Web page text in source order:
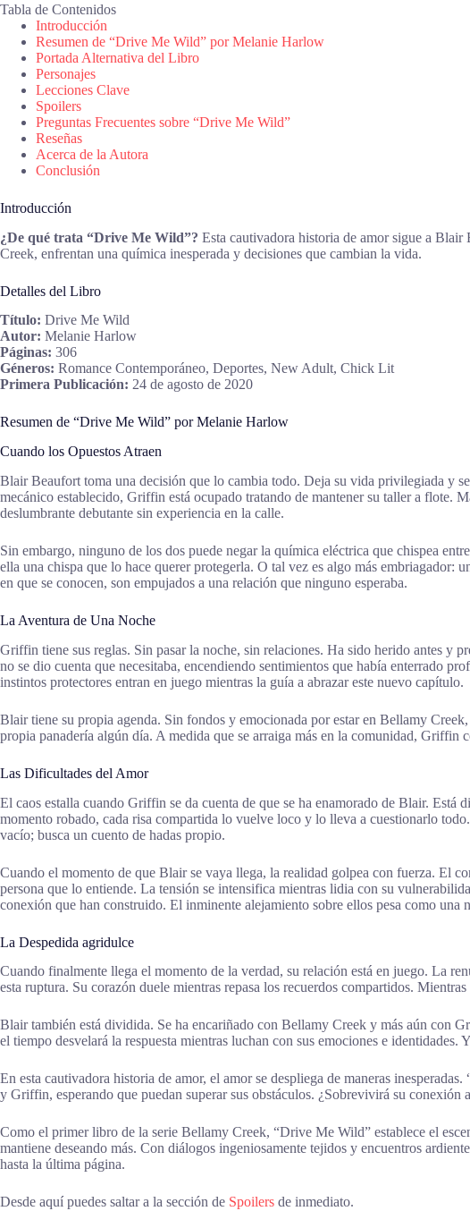
Tabla de Contenidos
Introducción
Resumen de “Drive Me Wild” por Melanie Harlow
Portada Alternativa del Libro
Personajes
Lecciones Clave
Spoilers
Preguntas Frecuentes sobre “Drive Me Wild”
Reseñas
Acerca de la Autora
Conclusión
Introducción
¿De qué trata “Drive Me Wild”? Esta cautivadora historia de amor sigue a
Creek, enfrentan una química inesperada y decisiones que cambian la vida.
Detalles del Libro
Título: Drive Me Wild
Autor: Melanie Harlow
Páginas: 306
Géneros: Romance Contemporáneo, Deportes, New Adult, Chick Lit
Primera Publicación: 24 de agosto de 2020
Resumen de “Drive Me Wild” por Melanie Harlow
Cuando los Opuestos Atraen
Blair Beaufort toma una decisión que lo cambia todo. Deja su vida privilegiada y
mecánico establecido, Griffin está ocupado tratando de mantener su taller a flote.
deslumbrante debutante sin experiencia en la calle.
Sin embargo, ninguno de los dos puede negar la química eléctrica que chispea
ella una chispa que lo hace querer protegerla. O tal vez es algo más embriagador:
en que se conocen, son empujados a una relación que ninguno esperaba.
La Aventura de Una Noche
Griffin tiene sus reglas. Sin pasar la noche, sin relaciones. Ha sido herido antes y
no se dio cuenta que necesitaba, encendiendo sentimientos que había enterrado
instintos protectores entran en juego mientras la guía a abrazar este nuevo capítulo.
Blair tiene su propia agenda. Sin fondos y emocionada por estar en Bellamy
propia panadería algún día. A medida que se arraiga más en la comunidad, Griffin
Las Dificultades del Amor
El caos estalla cuando Griffin se da cuenta de que se ha enamorado de Blair.
momento robado, cada risa compartida lo vuelve loco y lo lleva a cuestionarlo
vacío; busca un cuento de hadas propio.
Cuando el momento de que Blair se vaya llega, la realidad golpea con fuerza. El
persona que lo entiende. La tensión se intensifica mientras lidia con su
conexión que han construido. El inminente alejamiento sobre ellos pesa como una
La Despedida agridulce
Cuando finalmente llega el momento de la verdad, su relación está en juego. La
esta ruptura. Su corazón duele mientras repasa los recuerdos compartidos.
Blair también está dividida. Se ha encariñado con Bellamy Creek y más aún con
el tiempo desvelará la respuesta mientras luchan con sus emociones e
En esta cautivadora historia de amor, el amor se despliega de maneras
y Griffin, esperando que puedan superar sus obstáculos. ¿Sobrevivirá su
Como el primer libro de la serie Bellamy Creek, “Drive Me Wild” establece el
mantiene deseando más. Con diálogos ingeniosamente tejidos y encuentros
hasta la última página.
Desde aquí puedes saltar a la sección de Spoilers de inmediato.